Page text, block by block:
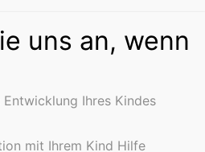
uns an, wenn
Ihres Kindes
mit Ihrem Kind Hilfe